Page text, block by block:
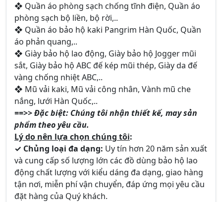
❖ Quần áo phòng sạch chống tĩnh điện, Quần áo
phòng sạch bộ liền, bộ rời,..
❖ Quần áo bảo hộ kaki Pangrim Hàn Quốc, Quần
áo phản quang,..
❖ Giày bảo hộ lao động, Giày bảo hộ Jogger mũi
sắt, Giày bảo hộ ABC đế kép mũi thép, Giày da đế
vàng chống nhiệt ABC,..
❖ Mũ vải kaki, Mũ vải công nhân, Vành mũ che
nắng, lưới Hàn Quốc,..
==>> Đặc biệt: Chúng tôi nhận thiết kế, may sản
phẩm theo yêu cầu.
Lý do nên lựa chọn chúng tôi:
✓ Chủng loại đa dạng: Uy tín hơn 20 năm sản xuất
và cung cấp số lượng lớn các đồ dùng bảo hộ lao
động chất lượng với kiểu dáng đa dạng, giao hàng
tận nơi, miễn phí vận chuyển, đáp ứng mọi yêu cầu
đặt hàng của Quý khách.